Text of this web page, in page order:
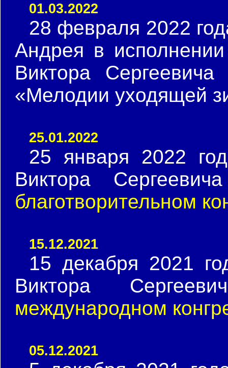
01.03.2022
28 февраля 2022
Андрея в
Виктора
«Мелодии уходящей
25.01.2022
25 января 2022
Виктора
благотворительном
15.12.2021
15 декабря 2021
Виктора
международном
05.12.2021